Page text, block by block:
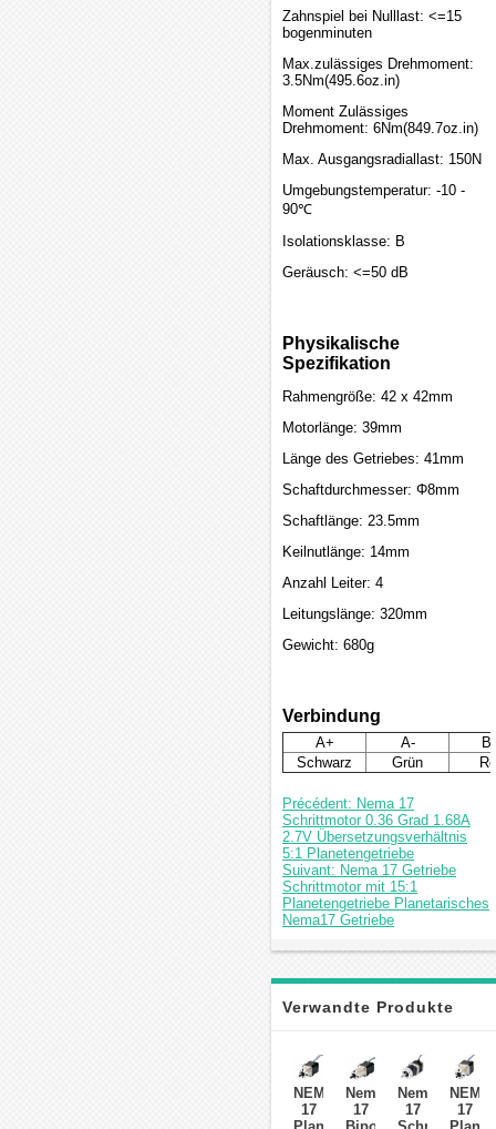
Zahnspiel bei Nulllast: <=15
bogenminuten
Max.zulässiges Drehmoment:
3.5Nm(495.6oz.in)
Moment Zulässiges
Drehmoment: 6Nm(849.7oz.in)
Max. Ausgangsradiallast: 150N
Umgebungstemperatur: -10 -
90℃
Isolationsklasse: B
Geräusch: <=50 dB
Physikalische
Spezifikation
Rahmengröße: 42 x 42mm
Motorlänge: 39mm
Länge des Getriebes: 41mm
Schaftdurchmesser: Φ8mm
Schaftlänge: 23.5mm
Keilnutlänge: 14mm
Anzahl Leiter: 4
Leitungslänge: 320mm
Gewicht: 680g
Verbindung
A+ A-
Schwarz
Grün
Précédent: Nema 17
Schrittmotor 0.36 Grad 1.68A
2.7V Übersetzungsverhältnis
5:1 Planetengetriebe
Suivant: Nema 17 Getriebe
Schrittmotor mit 15:1
Planetengetriebe Planetarisches
Nema17 Getriebe
Verwandte Produkte
NEMA
17
Nema
17
Nema
17
NEMA
17